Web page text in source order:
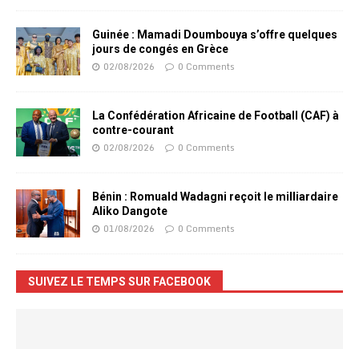
Guinée : Mamadi Doumbouya s’offre quelques
jours de congés en Grèce
02/08/2026 0 Comments
La Confédération Africaine de Football (CAF) à
contre-courant
02/08/2026 0 Comments
Bénin : Romuald Wadagni reçoit le milliardaire
Aliko Dangote
01/08/2026 0 Comments
SUIVEZ LE TEMPS SUR FACEBOOK